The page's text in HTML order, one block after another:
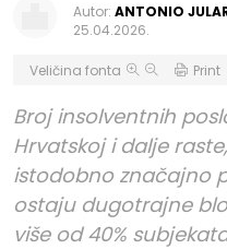
Autor: ANTONIO
25.04.2026.
Veličina fonta Print
Broj insolventnih
Hrvatskoj i dalje
istodobno značajno
ostaju dugotrajne
više od 40%